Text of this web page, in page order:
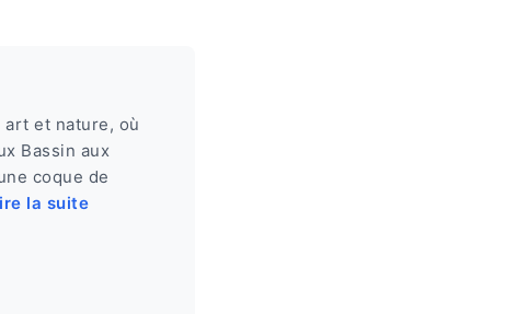
art et nature, où
Bassin aux
coque de
la suite